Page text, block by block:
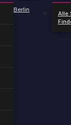
Berlin
Alle